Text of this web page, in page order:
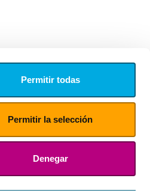
Permitir todas
Permitir la selección
Denegar